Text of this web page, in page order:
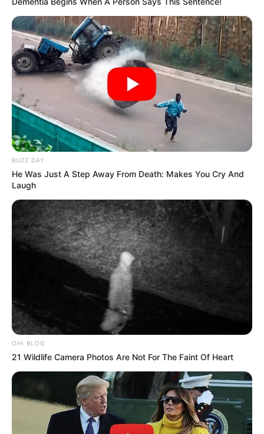
BUZZ DAY
He Was Just A Step Away From Death: Makes You Cry And
Laugh
OHI BLOG
21 Wildlife Camera Photos Are Not For The Faint Of Heart